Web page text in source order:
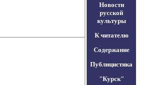
Новости
русской
культуры
К читателю
Содержание
Публицистика
"Курск"